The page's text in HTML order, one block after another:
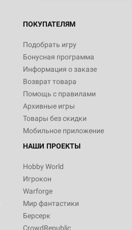
ПОКУПАТЕЛЯМ
Подобрать игру
Бонусная программа
Информация о заказе
Возврат товара
Помощь с правилами
Архивные игры
Товары без скидки
Мобильное приложение
НАШИ ПРОЕКТЫ
Hobby World
Игрокон
Warforge
Мир фантастики
Берсерк
CrowdRepublic